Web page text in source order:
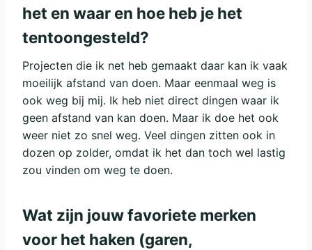
het en waar en hoe heb je het
tentoongesteld?
Projecten die ik net heb gemaakt daar kan ik vaak
moeilijk afstand van doen. Maar eenmaal weg is
ook weg bij mij. Ik heb niet direct dingen waar ik
geen afstand van kan doen. Maar ik doe het ook
weer niet zo snel weg. Veel dingen zitten ook in
dozen op zolder, omdat ik het dan toch wel lastig
zou vinden om weg te doen.
Wat zijn jouw favoriete merken
voor het haken (garen,